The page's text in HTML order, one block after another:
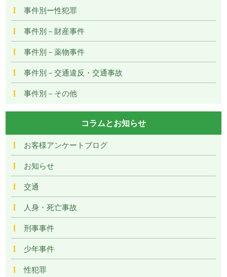
事件別ー性犯罪
事件別－財産事件
事件別－薬物事件
事件別－交通違反・交通事故
事件別－その他
コラムとお知らせ
お客様アンケートブログ
お知らせ
交通
人身・死亡事故
刑事事件
少年事件
性犯罪